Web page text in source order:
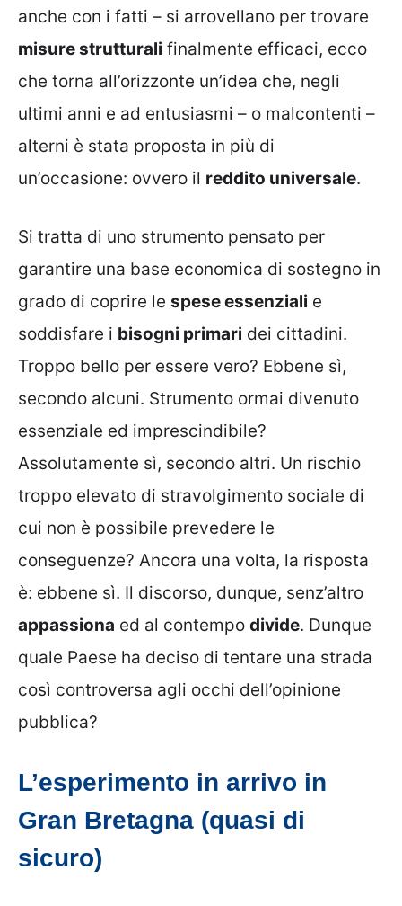
anche con i fatti – si arrovellano per trovare
misure strutturali finalmente efficaci, ecco
che torna all’orizzonte un’idea che, negli
ultimi anni e ad entusiasmi – o malcontenti –
alterni è stata proposta in più di
un’occasione: ovvero il reddito universale.
Si tratta di uno strumento pensato per
garantire una base economica di sostegno in
grado di coprire le spese essenziali e
soddisfare i bisogni primari dei cittadini.
Troppo bello per essere vero? Ebbene sì,
secondo alcuni. Strumento ormai divenuto
essenziale ed imprescindibile?
Assolutamente sì, secondo altri. Un rischio
troppo elevato di stravolgimento sociale di
cui non è possibile prevedere le
conseguenze? Ancora una volta, la risposta
è: ebbene sì. Il discorso, dunque, senz’altro
appassiona ed al contempo divide. Dunque
quale Paese ha deciso di tentare una strada
così controversa agli occhi dell’opinione
pubblica?
L’esperimento in arrivo in
Gran Bretagna (quasi di
sicuro)